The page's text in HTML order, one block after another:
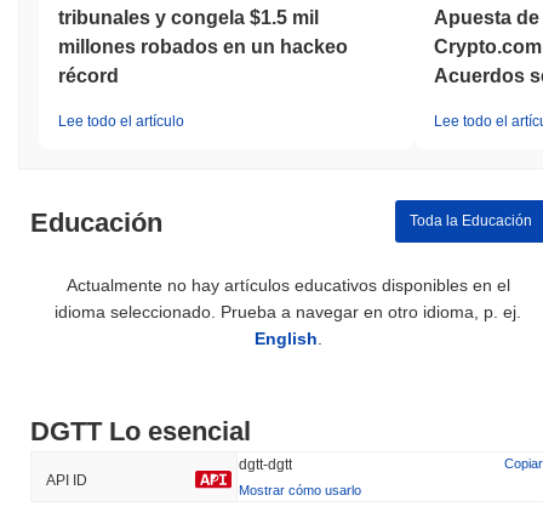
tribunales y congela $1.5 mil
millones robados en un hackeo
récord
Lee todo el artículo
Apuesta
Acuerdos
Lee todo el
Educación Toda la Educación
Actualmente no hay artículos educativos disponibles en el
idioma seleccionado. Prueba a navegar en otro idioma, p. ej.
English
DGTT Lo esencial
API ID
dgtt-dgtt
Copiar
Mostrar cómo usarlo